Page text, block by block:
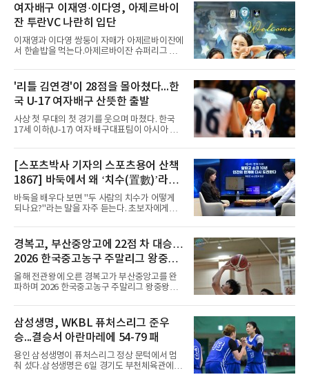
표팀 훈련에도 소집됐다.김슬기는 입단하게 돼
기쁘고 영광이라며 프로 무대에서도 성장해 팀
에 꼭 필요한 선수가 되겠다고 각오를 밝혔다.
여자배구 이재영·이다영, 아제르바이
잔 투란VC 나란히 입단
이재영과 이다영 쌍둥이 자매가 아제르바이잔에
서 한솥밥을 먹는다.아제르바이잔 슈퍼리그 투
일 이다영과도 계약했다고 발표했다. 구단은 이
다영이 2026-2027시즌 투란 소속으로 활약할
예정이라고 전했다.두 선수가 국내를 떠난 것은
2021년이다. V리그 흥국생명 소속이던 당시 중
학교 시절 학교 폭력을 행사했다는 폭로가 나오
면서 한국 배구계를 등졌다.이재영의 해외 여정
은 순탄치 않았다. 2021년 말 그리스 PAOK 테
리그 빅토리아 히메지에 합류했다가 지난 5월
팀을 떠났다.이다영은 더 많은 무대를
'리틀 김연경'이 28점을 몰아쳤다...한
국 U-17 여자배구 산뜻한 출발
사상 첫 무대의 첫 경기를 웃으며 마쳤다. 한국
17세 이하(U-17) 여자 배구대표팀이 아시아 챔
전을 승리로 장식했다.이승여 감독이 이끄는 한
국은 7일(한국시간) 칠레 로스 안데스의 리세오
믹스토 체육관에서 열린 2026 국제배구연맹
(FIVB) U-17 여자 세계선수권대회 조별리그 D조
1차전에서 푸에르토리코를 3-1(25-10 25-23
19-25 26-24)로 이겼다.승리의 중심에는 '리틀
김연경'으로 불리는 아웃사이드 히터 손서연(선
다. 장수인이 11점, 최민주가 8점, 어민서가 7점
으로 힘을 보탰다.승점 3을 챙긴 한
[스포츠박사 기자의 스포츠용어 산책
1867] 바둑에서 왜 ‘치수(置數)’라고
말할까
바둑을 배우다 보면 "두 사람의 치수가 어떻게
되나요?"라는 말을 자주 듣는다. 초보자에게는
'둘 치(置)'와 '셀 수(數)'를 쓴다. '돌을 놓는 수'라
는 의미이다. 두 사람이 대등하게 승부할 수 있도
록 약한 쪽에게 미리 흑돌을 놓아주는 개수를 가
리킨다. 오늘날의 접바둑에서 말하는 '두 점', '세
점'이 바로 치수다. (본 코너 1844회 ‘왜 '접바
둑'이라 말할까’ 참조)일본어에서도 같은 한자를
사용한다. 일본에서는 ‘置き石(오키이시, 놓는
우)’라는 용례도 문헌에서 확인된다. 다만 현대
일본
경복고, 부산중앙고에 22점 차 대승…
2026 한국중고농구 주말리그 왕중왕
전 첫 승 신고
올해 전관왕에 오른 경복고가 부산중앙고를 완
파하며 2026 한국중고농구 주말리그 왕중왕전
해남 우슬체육관에서 열린 대회 남고부 예선리
그 H조 1차전에서 부산중앙고를 98-76으로 제
압했다. 박지오가 26점, 김호원이 22점, 정우진
이 19점을 올리는 등 삼각편대의 고른 활약이 승
리를 이끌었다.경복고는 경기 초반부터 박지오
와 김호원의 내·외곽포가 고르게 터지며 주도권
을 잡았다. 전반을 40-34로 앞선 경복고는 후반
삼성생명, WKBL 퓨처스리그 준우
승...결승서 아란마레에 54-79 패
용인 삼성생명이 퓨처스리그 정상 문턱에서 멈
춰 섰다.삼성생명은 6일 경기도 부천체육관에서